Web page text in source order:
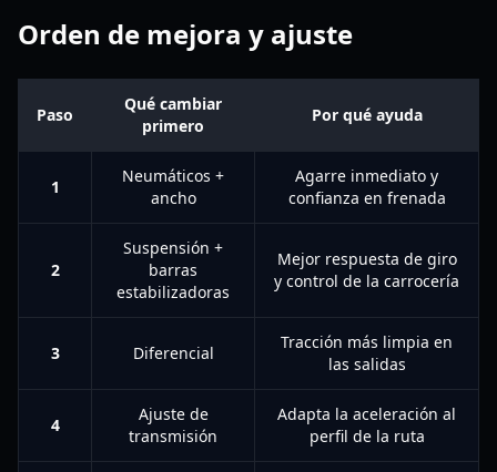
Orden de mejora y ajuste
Paso
Qué cambiar
primero
Por qué ayuda
1
Neumáticos +
ancho
Agarre inmediato y
confianza en frenada
2
Suspensión +
barras
estabilizadoras
Mejor respuesta de giro
y control de la carrocería
3 Diferencial
Tracción más limpia en
las salidas
4
Ajuste de
transmisión
Adapta la aceleración al
perfil de la ruta